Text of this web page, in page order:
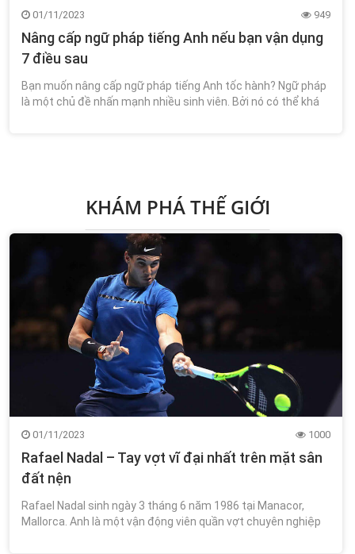
01/11/2023 949
Nâng cấp ngữ pháp tiếng Anh nếu bạn vận dụng
7 điều sau
Bạn muốn nâng cấp ngữ pháp tiếng Anh tốc hành? Ngữ pháp
là một chủ đề nhấn mạnh nhiều sinh viên. Bởi nó có thể khá
KHÁM PHÁ THẾ GIỚI
01/11/2023 1000
Rafael Nadal – Tay vợt vĩ đại nhất trên mặt sân
đất nện
Rafael Nadal sinh ngày 3 tháng 6 năm 1986 tại Manacor,
Mallorca. Anh là một vận động viên quần vợt chuyên nghiệp